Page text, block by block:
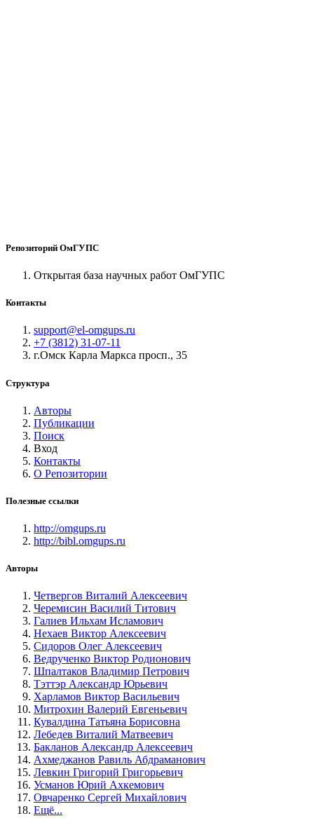
Репозиторий ОмГУПС
Открытая база научных работ ОмГУПС
Контакты
support@el-omgups.ru
+7 (3812) 31-07-11
г.Омск Карла Маркса просп., 35
Структура
Авторы
Публикации
Поиск
Вход
Контакты
О Репозитории
Полезные ссылки
http://omgups.ru
http://bibl.omgups.ru
Авторы
Четвергов Виталий Алексеевич
Черемисин Василий Титович
Галиев Ильхам Исламович
Нехаев Виктор Алексеевич
Сидоров Олег Алексеевич
Ведрученко Виктор Родионович
Шпалтаков Владимир Петрович
Тэттэр Александр Юрьевич
Харламов Виктор Васильевич
Митрохин Валерий Евгеньевич
Кувалдина Татьяна Борисовна
Лебедев Виталий Матвеевич
Бакланов Александр Алексеевич
Ахмеджанов Равиль Абдраманович
Левкин Григорий Григорьевич
Усманов Юрий Ахкемович
Овчаренко Сергей Михайлович
Ещё...